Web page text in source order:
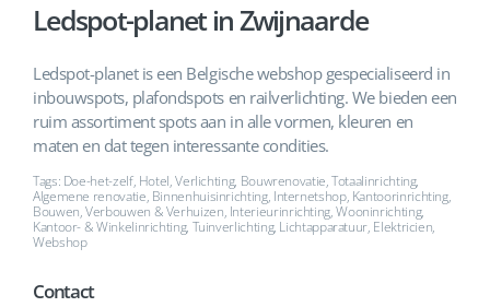
Ledspot-planet in Zwijnaarde
Ledspot-planet is een Belgische webshop gespecialiseerd in
inbouwspots, plafondspots en railverlichting. We bieden een
ruim assortiment spots aan in alle vormen, kleuren en
maten en dat tegen interessante condities.
Tags: Doe-het-zelf, Hotel, Verlichting, Bouwrenovatie, Totaalinrichting,
Algemene renovatie, Binnenhuisinrichting, Internetshop, Kantoorinrichting,
Bouwen, Verbouwen & Verhuizen, Interieurinrichting, Wooninrichting,
Kantoor- & Winkelinrichting, Tuinverlichting, Lichtapparatuur, Elektricien,
Webshop
Contact